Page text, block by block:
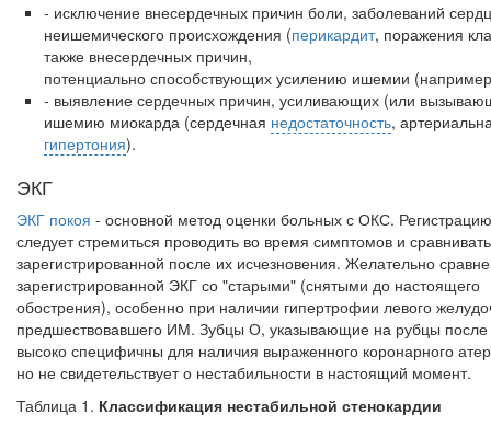
- исключение внесердечных причин боли, заболеваний
неишемического происхождения (перикардит, поражения
также внесердечных причин,
потенциально способствующих усилению ишемии
- выявление сердечных причин, усиливающих (или
ишемию миокарда (сердечная недостаточность,
гипертония).
ЭКГ
ЭКГ покоя - основной метод оценки больных с ОКС.
следует стремиться проводить во время симптомов и
зарегистрированной после их исчезновения. Желательно
зарегистрированной ЭКГ со "стары­ми" (снятыми до настоящего
обострения), особенно при наличии гипертрофии лево­го
предшествовавшего ИМ. Зубцы О, указывающие на рубцы после
высоко специфичны для наличия выраженного коронарного
но не свидетельствует о нестабильности в настоящий момент.
Таблица 1. Классификация нестабильной стенокардии